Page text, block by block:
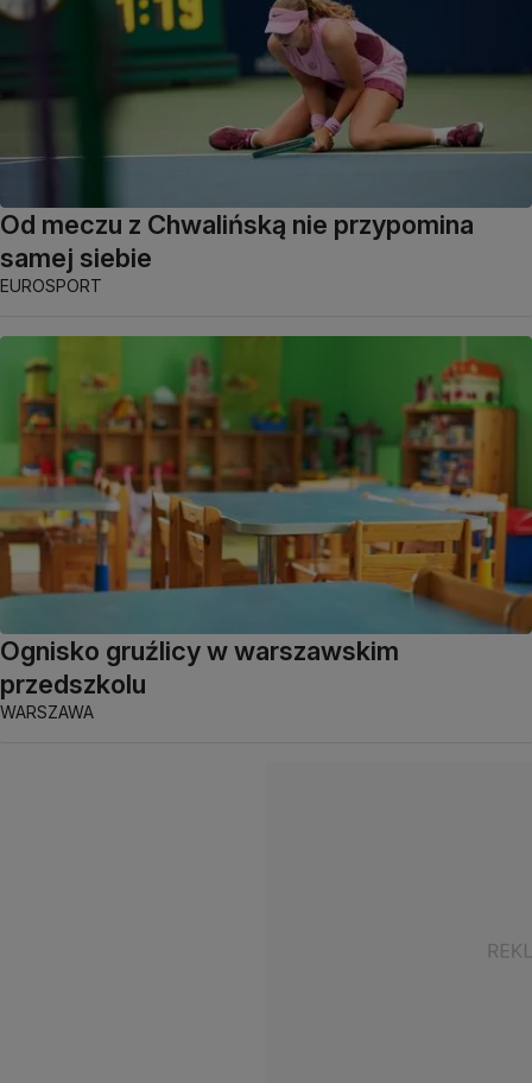
Od meczu z Chwalińską nie przypomina
samej siebie
EUROSPORT
Ognisko gruźlicy w warszawskim
przedszkolu
WARSZAWA